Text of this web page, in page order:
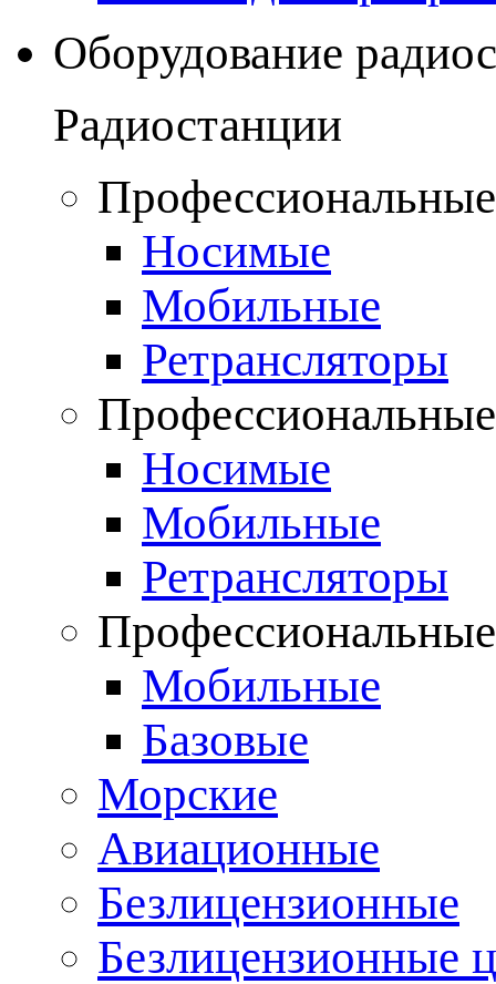
Оборудование
Радиостанции
Носимые
Мобильные
Ретрансляторы
Носимые
Мобильные
Ретрансляторы
Мобильные
Базовые
Морские
Авиационные
Безлицензионные
Безлицензионные